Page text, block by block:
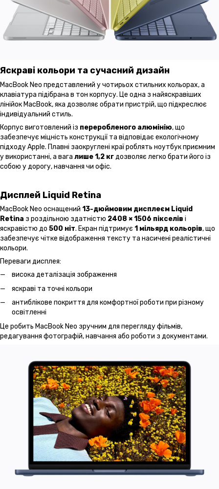
Яскраві кольори та сучасний дизайн
MacBook Neo представлений у чотирьох стильних кольорах, а
клавіатура підібрана в тон корпусу. Це одна з найяскравіших
лінійок MacBook, яка дозволяє обрати пристрій, що підкреслює
індивідуальний стиль.
Корпус виготовлений із переробленого алюмінію, що
забезпечує міцність конструкції та відповідає екологічному
підходу Apple. Плавні заокруглені краї роблять ноутбук приємним
у використанні, а вага лише 1,2 кгдозволяє легко брати його із
собою у дорогу, навчання чи офіс.
Дисплей Liquid Retina
MacBook Neo оснащений 13-дюймовим дисплеєм Liquid
Retina з роздільною здатністю 2408 × 1506 пікселів і
яскравістю до 500 ніт. Екран підтримує 1 мільярд кольорів, що
забезпечує чітке відображення тексту та насичені реалістичні
кольори.
Переваги дисплея:
висока деталізація зображення
яскраві та точні кольори
антиблікове покриття для комфортної роботи при різному
освітленні
Це робить MacBook Neo зручним для перегляду фільмів,
редагування фотографій, навчання або роботи з документами.